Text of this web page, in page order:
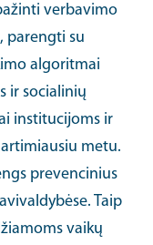
verbavimo
parengti su
algoritmai
ir socialinių
institucijoms ir
metu.
prevencinius
Taip
vaikų